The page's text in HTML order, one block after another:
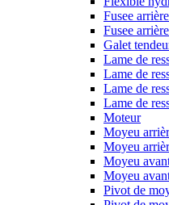
Fusee
Fusee
Galet
Lame de
Lame de
Lame de
Lame de
Moteur
Moyeu
Moyeu
Moyeu
Moyeu
Pivot de